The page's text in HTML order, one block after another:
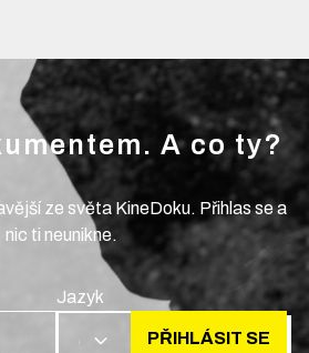
A co ty?
ze světa KineDoku. Přihlas se a
nic ti neunikne.
Jazyk
CS PŘIHLÁSIT SE